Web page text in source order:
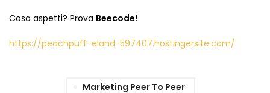
Cosa aspetti? Prova Beecode!
https://peachpuff-eland-597407.hostingersite.com/
Marketing Peer To Peer